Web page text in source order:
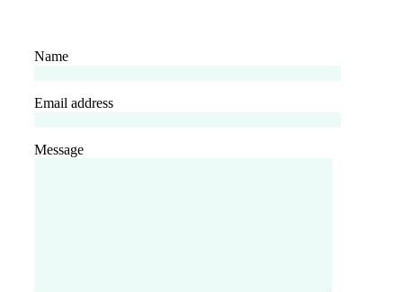
Name
Email address
Message